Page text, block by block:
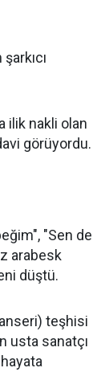
ilik nakli olan
görüyordu.
"Sen de
arabesk
düştü.
teşhisi
usta sanatçı